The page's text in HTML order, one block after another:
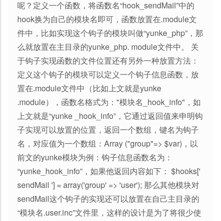
呢？定义一个函数，将函数名“hook_sendMail”中的
hook换为自己的模块名即可，函数放置在.module文
件中，比如实现这个钩子的模块叫做“yunke_php”，那
么就放置在主目录的yunke_php. module文件中。 关
于钩子实现函数的文件位置还有另外一种放置方法：
定义这个钩子的模块可以定义一个钩子信息函数，放
置在.module文件中（比如上文就是yunke
.module），函数名格式为："模块名_hook_info"，如
上文就是“yunke _hook_info”，它通过返回值来申明钩
子实现可以放置的位置，返回一个数组，键名为钩子
名，对应值为一个数组：Array ("group"=> $var)，以
前文的yunke模块为例：钩子信息函数名为：
“yunke_hook_info”，如果他返回内容如下： $hooks['
sendMail '] = array('group' => 'user'); 那么其他模块对
sendMail这个钩子的实现还可以放置在自己主目录的
“模块名.user.inc”文件里，这样的设计是为了将很少使